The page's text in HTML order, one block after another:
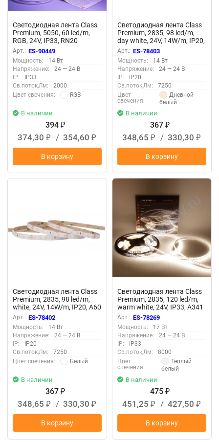
Светодиодная лента Class
Premium, 5050, 60 led/m,
RGB, 24V, IP33, RN20
Арт.: ES-90449
Мощность:
14 Вт
Напряжение:
24 — 24 В
IP:
IP33
Св.поток,Лм:
2000
Цвет свечения:
RGB
В наличии
394 ₽
374,30 ₽ / 354,60 ₽
В корзину
Светодиодная лента Class
Premium, 2835, 98 led/m,
day white, 24V, 14W/m, IP20,
A61
Арт.: ES-78403
Мощность:
14 Вт
Напряжение:
24 — 24 В
IP:
IP20
Св.поток,Лм:
7250
Цвет
свечения:
Дневной
белый
В наличии
367 ₽
348,65 ₽ / 330,30 ₽
В корзину
Светодиодная лента Class
Premium, 2835, 98 led/m,
white, 24V, 14W/m, IP20, A60
Арт.: ES-78402
Мощность:
14 Вт
Напряжение:
24 — 24 В
IP:
IP20
Св.поток,Лм:
7250
Цвет свечения:
Белый
В наличии
367 ₽
348,65 ₽ / 330,30 ₽
В корзину
Светодиодная лента Class
Premium, 2835, 120 led/m,
warm white, 24V, IP33, A341
Арт.: ES-78269
Мощность:
17 Вт
Напряжение:
24 — 24 В
IP:
IP33
Св.поток,Лм:
8000
Цвет
свечения:
Теплый
белый
В наличии
475 ₽
451,25 ₽ / 427,50 ₽
В корзину